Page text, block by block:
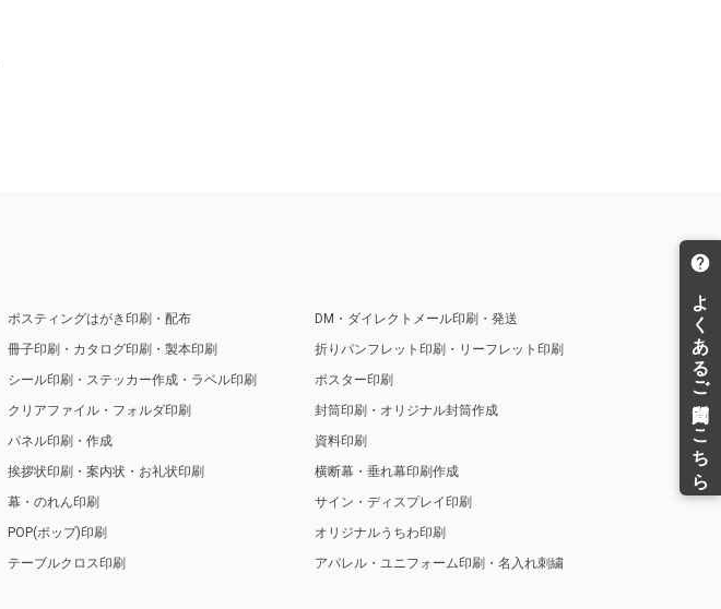
ポスティングはがき印刷・配布
冊子印刷・カタログ印刷・製本印刷
シール印刷・ステッカー作成・ラベル印刷
クリアファイル・フォルダ印刷
パネル印刷・作成
挨拶状印刷・案内状・お礼状印刷
幕・のれん印刷
POP(ポップ)印刷
テーブルクロス印刷
DM・ダイレクトメール印刷・発送
折りパンフレット印刷・リーフレット印刷
ポスター印刷
封筒印刷・オリジナル封筒作成
資料印刷
横断幕・垂れ幕印刷作成
サイン・ディスプレイ印刷
オリジナルうちわ印刷
アパレル・ユニフォーム印刷・名入れ刺繍